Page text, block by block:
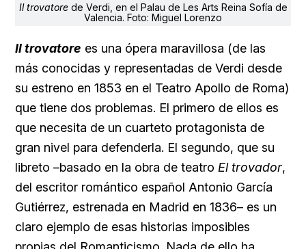
Il trovatorede Verdi, en el Palau de Les Arts Reina Sofía de
Valencia. Foto: Miguel Lorenzo
Il trovatore es una ópera maravillosa (de las
más conocidas y representadas de Verdi desde
su estreno en 1853 en el Teatro Apollo de Roma)
que tiene dos problemas. El primero de ellos es
que necesita de un cuarteto protagonista de
gran nivel para defenderla. El segundo, que su
libreto –basado en la obra de teatro El trovador,
del escritor romántico español Antonio García
Gutiérrez, estrenada en Madrid en 1836– es un
claro ejemplo de esas historias imposibles